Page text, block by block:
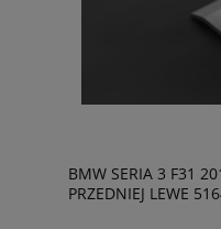
BMW SERIA 3 F31
PRZEDNIEJ LEWE